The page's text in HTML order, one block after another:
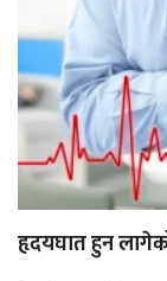
हृदयघात हुन